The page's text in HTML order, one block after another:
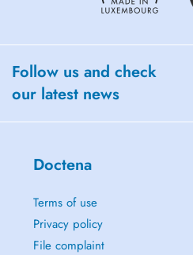
-Drainage Lymphatique manuel
-Introduction au blood flow-restriction
-Clinique du coureur module
-Evaluation, reprogrammation et
(Colman 2022)
Follow us and check
our latest news
Doctena
Terms of use
Privacy policy
File complaint